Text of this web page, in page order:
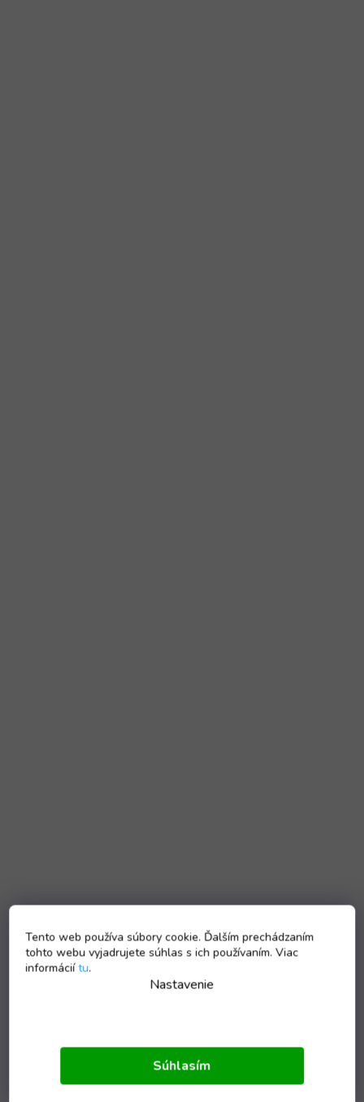
Tento web používa súbory cookie. Ďalším prechádzaním
tohto webu vyjadrujete súhlas s ich používaním. Viac
informáciítu.
Nastavenie
Súhlasím